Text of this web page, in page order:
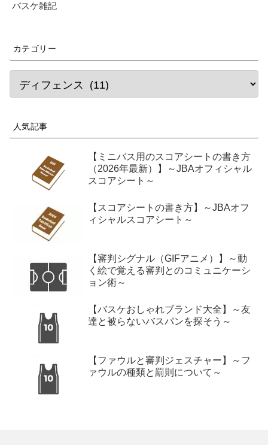
バスケ雑記
カテゴリー
人気記事
【ミニバス用のスコアシートの書き方
（2026年最新）】～JBAオフィシャル
スコアシート～
【スコアシートの書き方】～JBAオフ
ィシャルスコアシート～
【審判シグナル（GIFアニメ）】～動
く絵で覚える審判とのコミュニケーシ
ョン術～
【バスケおしゃれブランド大全】～友
達と被らないバスパンを探そう～
【ファウルと審判ジェスチャー】～フ
ァウルの種類と罰則について～